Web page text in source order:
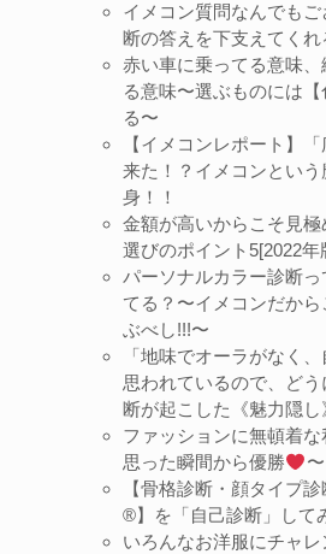
イメコン質問なんでも
断の答えを下支えてくれ
赤い車に乗ってる意味
る意味〜選ぶものには
る〜
【イメコンレポート】
来た！？イメコンとい
身！！
金額が高いからこそ見
選びのポイント5[2022年
パーソナルカラー診断
てる？〜イメコンだか
ぶべし!!!〜
「地味でオーラがなく
思われているので、ど
断が起こした《魅力隠し
ファッションに無頓着
思った瞬間から優勝
〜
【骨格診断・顔タイプ
®︎】を「自己診断」して
いろんなお洋服にチャ